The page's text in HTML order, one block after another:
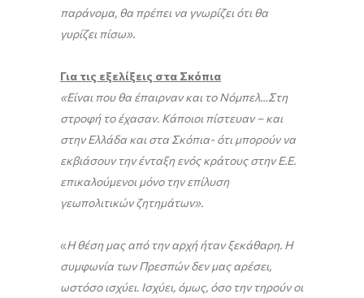
παράνομα, θα πρέπει να γνωρίζει ότι θα
γυρίζει πίσω».
Για τις εξελίξεις στα Σκόπια
«Είναι που θα έπαιρναν και το Νόμπελ…Στη
στροφή το έχασαν. Κάποιοι πίστευαν – και
στην Ελλάδα και στα Σκόπια- ότι μπορούν να
εκβιάσουν την ένταξη ενός κράτους στην Ε.Ε.
επικαλούμενοι μόνο την επίλυση
γεωπολιτικών ζητημάτων».
«Η θέση μας από την αρχή ήταν ξεκάθαρη. Η
συμφωνία των Πρεσπών δεν μας αρέσει,
ωστόσο ισχύει. Ισχύει, όμως, όσο την τηρούν οι